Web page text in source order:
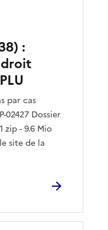
:
par cas
02427 Dossier
zip - 9.6 Mio
site de la